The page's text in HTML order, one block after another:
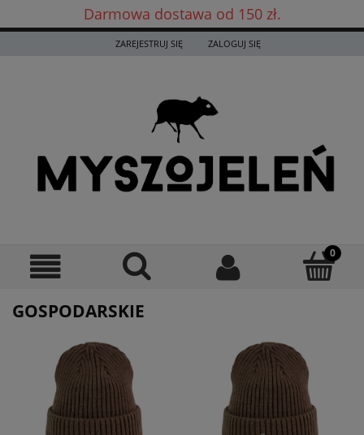
Darmowa dostawa od 150 zł.
Darmowa dostawa już od 150 zł! ✨
ZAREJESTRUJ SIĘ ZALOGUJ SIĘ
GOSPODARSKIE